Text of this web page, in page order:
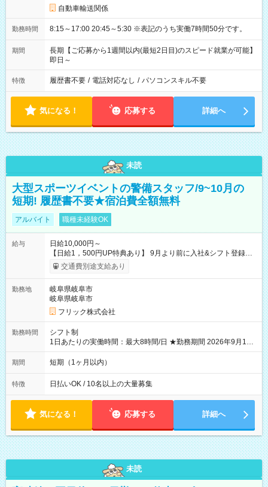
自動車輸送関係
勤務時間 8:15～17:00 20:45～5:30 ※表記のうち実働7時間50分です。
期間
長期【ご応募から1週間以内(最短2日目)のスピード就業が可能】
即日～
特徴 履歴書不要 / 電話対応なし / パソコンスキル不要
気になる！ 応募する 詳細へ
未読
大型スポーツイベントの警備スタッフ/9~10月の
短期! 履歴書不要★宿泊費全額無料
アルバイト 職種未経験OK
給与
日給10,000円～
【日給1，500円UP特典あり】 9月より前に入社&シフト登録す
ると 期間中(9/16~10/23) の日給がUP! 日給1万1500円でしっか
り稼げます♪ 【試用期間】試用期間なし
交通費別途支給あり
勤務地
岐阜県岐阜市
岐阜県岐阜市
フリック株式会社
勤務時間
シフト制
1日あたりの実働時間：最大8時間/日 ★勤務期間 2026年9月16
日~2026年10月23日 短期勤務OK! 期間中フル勤務できる方優遇
※週3~5日勤務(勤務日数応相談) ※期間前から勤務スタートも可
り ※夜勤シフトあり
期間 短期（1ヶ月以内）
特徴 日払いOK / 10名以上の大量募集
気になる！ 応募する 詳細へ
未読